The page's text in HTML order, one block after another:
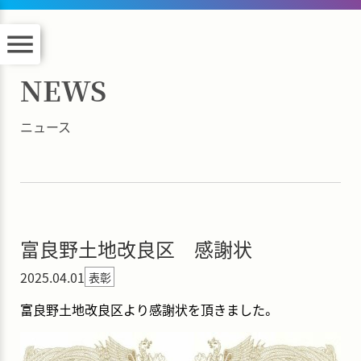
menu
NEWS
ニュース
富良野土地改良区 感謝状
2025.04.01 表彰
富良野土地改良区より感謝状を頂きました。